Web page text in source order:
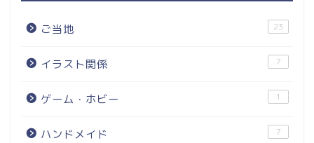
ご当地 23
イラスト関係 7
ゲーム・ホビー 1
ハンドメイド 7